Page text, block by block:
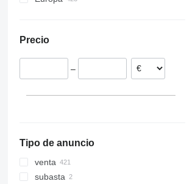
España
Italia
Precio
–
Tipo de anuncio
venta
subasta